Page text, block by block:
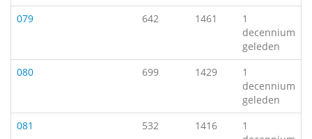
079
642 1461
1
decennium
geleden
080
699 1429
1
decennium
geleden
081
532 1416
1